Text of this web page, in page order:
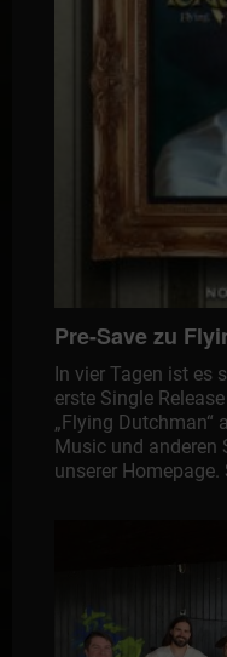
Pre-Save zu
In vier Tagen ist es
erste Single
„Flying Dutchman“
Music und anderen
unserer Homepage.